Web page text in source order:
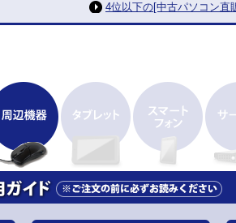
4位以下の[中古パソコン